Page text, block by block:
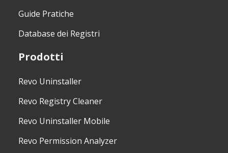
Guide Pratiche
Database dei Registri
Prodotti
Revo Uninstaller
Revo Registry Cleaner
Revo Uninstaller Mobile
Revo Permission Analyzer